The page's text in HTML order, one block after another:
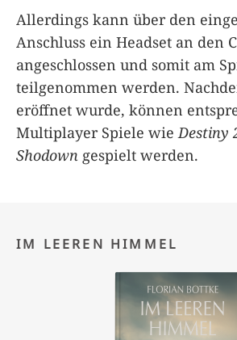
Allerdings kann über den
Anschluss ein Headset an den
angeschlossen und somit am
teilgenommen werden.
eröffnet wurde, können
Multiplayer Spiele wieDestiny
Shodown gespielt werden.
IM LEEREN HIMMEL